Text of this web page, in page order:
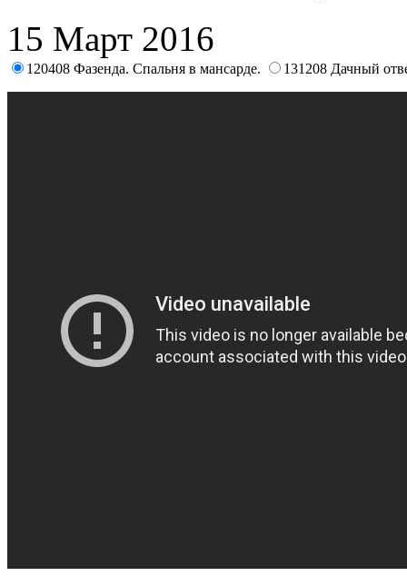
15 Март 2016
120408 Фазенда. Спальня в мансарде. 131208 Дачный